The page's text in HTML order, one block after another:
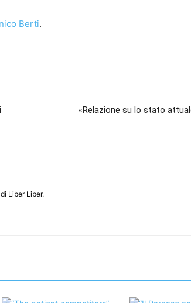
Berti.
«Relazione su lo stato
Liber Liber.